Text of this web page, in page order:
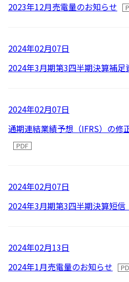
バイオマス発電
地熱発電
バイオマス発電の取り組み
経営メンバー
組織図
TCFD提言に沿う情報開示
SDGsへの取り組み
財務ハイライト
IRライブラリー
IRカレンダー
よくあるご質問
2023年12月売電量のお知らせ
2024年02月07日
2024年3月期第3四半期決算補足
2024年02月07日
通期連結業績予想（IFRS）の修
2024年02月07日
2024年3月期第3四半期決算短信
2024年02月13日
2024年1月売電量のお知らせ